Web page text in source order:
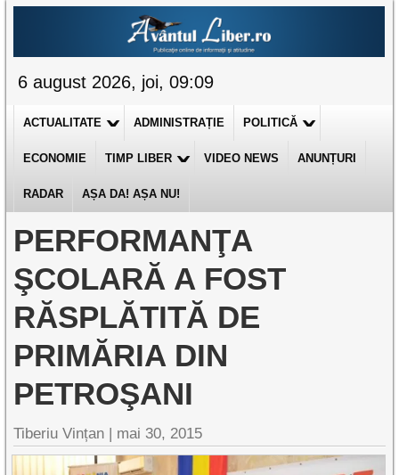
6 august 2026, joi, 09:09
ACTUALITATE ADMINISTRAȚIE POLITICĂ
ECONOMIE TIMP LIBER VIDEO NEWS ANUNȚURI
RADAR AȘA DA! AȘA NU!
PERFORMANŢA
ŞCOLARĂ A FOST
RĂSPLĂTITĂ DE
PRIMĂRIA DIN
PETROŞANI
Tiberiu Vințan | mai 30, 2015